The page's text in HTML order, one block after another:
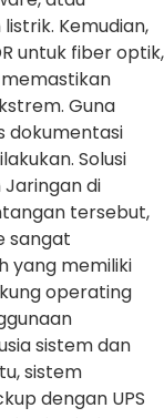
Kemudian,
untuk fiber optik,
Guna
dokumentasi
Solusi
Jaringan di
tersebut,
sangat
yang memiliki
operating
sistem dan
sistem
dengan UPS